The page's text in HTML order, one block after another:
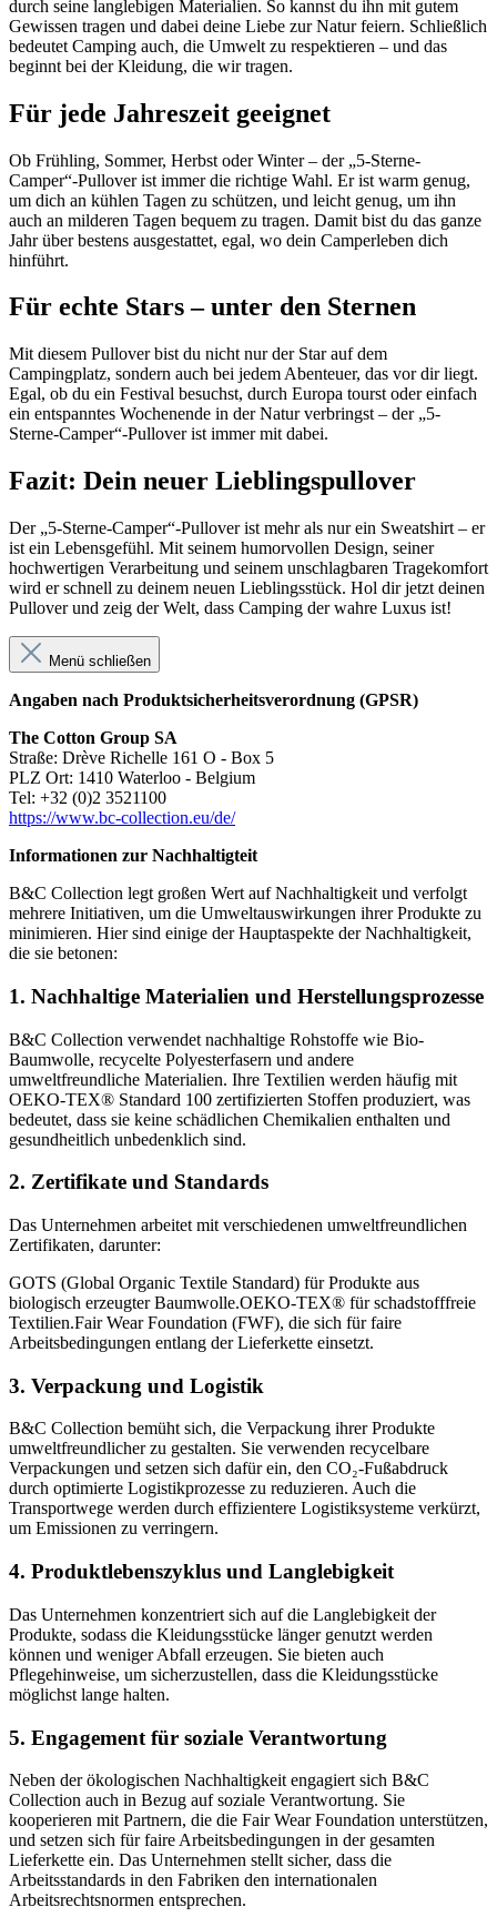
durch seine langlebigen Materialien. So kannst du ihn mit gutem
Gewissen tragen und dabei deine Liebe zur Natur feiern. Schließlich
bedeutet Camping auch, die Umwelt zu respektieren – und das
beginnt bei der Kleidung, die wir tragen.
Für jede Jahreszeit geeignet
Ob Frühling, Sommer, Herbst oder Winter – der „5-Sterne-
Camper“-Pullover ist immer die richtige Wahl. Er ist warm genug,
um dich an kühlen Tagen zu schützen, und leicht genug, um ihn
auch an milderen Tagen bequem zu tragen. Damit bist du das ganze
Jahr über bestens ausgestattet, egal, wo dein Camperleben dich
hinführt.
Für echte Stars – unter den Sternen
Mit diesem Pullover bist du nicht nur der Star auf dem
Campingplatz, sondern auch bei jedem Abenteuer, das vor dir liegt.
Egal, ob du ein Festival besuchst, durch Europa tourst oder einfach
ein entspanntes Wochenende in der Natur verbringst – der „5-
Sterne-Camper“-Pullover ist immer mit dabei.
Fazit: Dein neuer Lieblingspullover
Der „5-Sterne-Camper“-Pullover ist mehr als nur ein Sweatshirt – er
ist ein Lebensgefühl. Mit seinem humorvollen Design, seiner
hochwertigen Verarbeitung und seinem unschlagbaren Tragekomfort
wird er schnell zu deinem neuen Lieblingsstück. Hol dir jetzt deinen
Pullover und zeig der Welt, dass Camping der wahre Luxus ist!
Menü schließen
Angaben nach Produktsicherheitsverordnung (GPSR)
The Cotton Group SA
Straße: Drève Richelle 161 O - Box 5
PLZ Ort: 1410 Waterloo - Belgium
Tel: +32 (0)2 3521100
https://www.bc-collection.eu/de/
Informationen zur Nachhaltigteit
B&C Collection legt großen Wert auf Nachhaltigkeit und verfolgt
mehrere Initiativen, um die Umweltauswirkungen ihrer Produkte zu
minimieren. Hier sind einige der Hauptaspekte der Nachhaltigkeit,
die sie betonen:
1. Nachhaltige Materialien und Herstellungsprozesse
B&C Collection verwendet nachhaltige Rohstoffe wie Bio-
Baumwolle, recycelte Polyesterfasern und andere
umweltfreundliche Materialien. Ihre Textilien werden häufig mit
OEKO-TEX® Standard 100 zertifizierten Stoffen produziert, was
bedeutet, dass sie keine schädlichen Chemikalien enthalten und
gesundheitlich unbedenklich sind.
2. Zertifikate und Standards
Das Unternehmen arbeitet mit verschiedenen umweltfreundlichen
Zertifikaten, darunter:
GOTS (Global Organic Textile Standard) für Produkte aus
biologisch erzeugter Baumwolle.OEKO-TEX® für schadstofffreie
Textilien.Fair Wear Foundation (FWF), die sich für faire
Arbeitsbedingungen entlang der Lieferkette einsetzt.
3. Verpackung und Logistik
B&C Collection bemüht sich, die Verpackung ihrer Produkte
umweltfreundlicher zu gestalten. Sie verwenden recycelbare
Verpackungen und setzen sich dafür ein, den CO₂-Fußabdruck
durch optimierte Logistikprozesse zu reduzieren. Auch die
Transportwege werden durch effizientere Logistiksysteme verkürzt,
um Emissionen zu verringern.
4. Produktlebenszyklus und Langlebigkeit
Das Unternehmen konzentriert sich auf die Langlebigkeit der
Produkte, sodass die Kleidungsstücke länger genutzt werden
können und weniger Abfall erzeugen. Sie bieten auch
Pflegehinweise, um sicherzustellen, dass die Kleidungsstücke
möglichst lange halten.
5. Engagement für soziale Verantwortung
Neben der ökologischen Nachhaltigkeit engagiert sich B&C
Collection auch in Bezug auf soziale Verantwortung. Sie
kooperieren mit Partnern, die die Fair Wear Foundation unterstützen,
und setzen sich für faire Arbeitsbedingungen in der gesamten
Lieferkette ein. Das Unternehmen stellt sicher, dass die
Arbeitsstandards in den Fabriken den internationalen
Arbeitsrechtsnormen entsprechen.